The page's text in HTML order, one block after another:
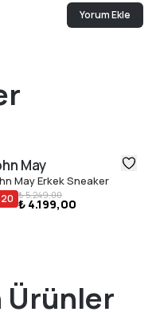
Yorum Ekle
May
May Erkek Sneaker
20 ₺ 5.249,00
₺ 4.199,00
Ürünler